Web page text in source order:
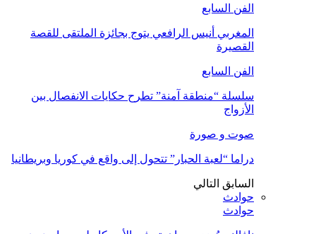
الفن السابع
المغربي أنيس الرافعي يتوج بجائزة الملتقى للقصة
القصيرة
الفن السابع
سلسلة “منطقة آمنة” تطرح حكايات الانفصال بين
الأزواج
صوت و صورة
دراما “لعبة الحبار” تتحول إلى واقع في كوريا وبريطانيا
السابق التالي
حوادث
حوادث